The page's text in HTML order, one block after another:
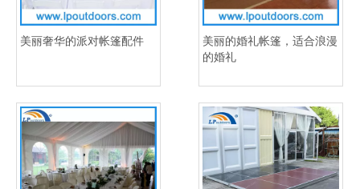
美丽奢华的派对帐篷配件
美丽的婚礼帐篷，适合浪漫
的婚礼